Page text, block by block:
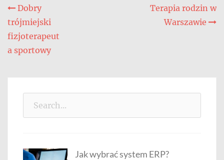
Nawigacja
wpisu
Dobry
trójmiejski
fizjoterapeut
a sportowy
Terapia rodzin w
Warszawie
Jak wybrać system ERP?